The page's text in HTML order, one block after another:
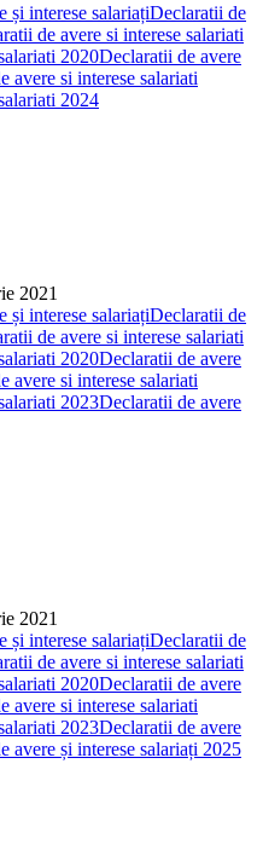
și interese salariațiDeclaratii de
de avere si interese salariati
2020Declaratii de avere
avere si interese salariati
2024
2021
și interese salariațiDeclaratii de
de avere si interese salariati
2020Declaratii de avere
avere si interese salariati
2023Declaratii de avere
2021
și interese salariațiDeclaratii de
de avere si interese salariati
2020Declaratii de avere
avere si interese salariati
2023Declaratii de avere
avere și interese salariați 2025